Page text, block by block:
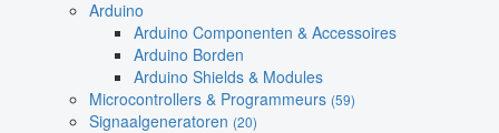
Arduino
Arduino Componenten & Accessoires
Arduino Borden
Arduino Shields & Modules
Microcontrollers & Programmeurs (59)
Signaalgeneratoren (20)